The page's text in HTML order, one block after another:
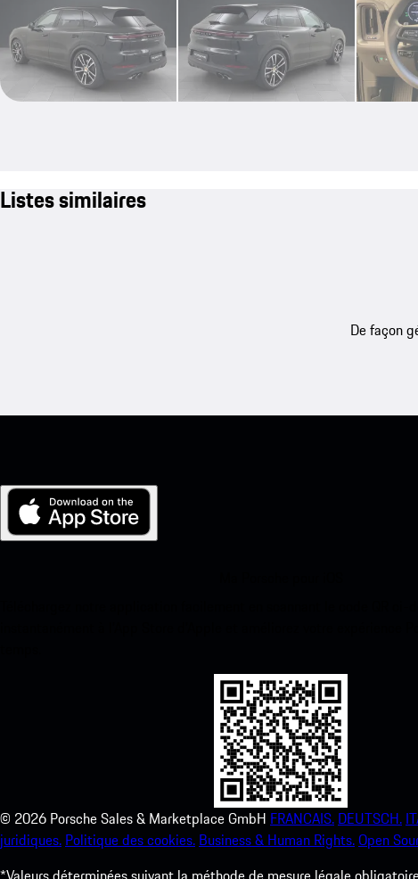
Listes similaires
De façon
© 2026 Porsche Sales & Marketplace GmbH FRANCAIS. DEUTSCH.
juridiques. Politique des cookies. Business & Human Rights.Open